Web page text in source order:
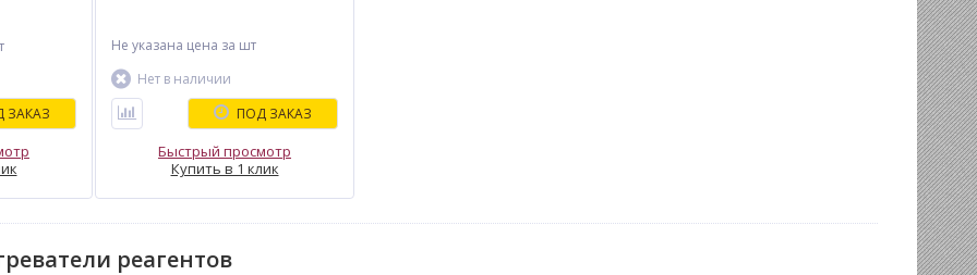
в
С
от
тока,
и
ЗАКАЗ
Не указана цена за шт
Нет в наличии
ПОД ЗАКАЗ
Быстрый просмотр
Купить в 1 клик
реагентов